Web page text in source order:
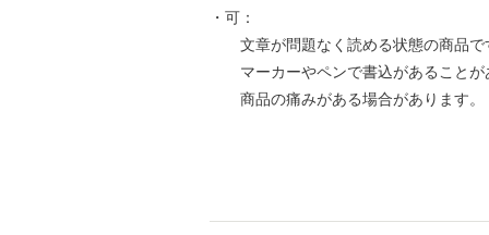
・可：
文章が問題なく読める状態の商品で
マーカーやペンで書込があることが
商品の痛みがある場合があります。